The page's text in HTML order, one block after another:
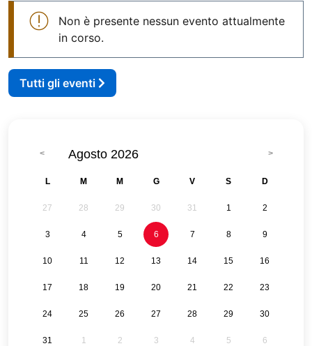
Non è presente nessun evento attualmente
in corso.
Tutti gli eventi
Agosto 2026
L M M G V S D
27 28 29 30 31 1 2
3 4 5 6 7 8 9
10 11 12 13 14 15 16
17 18 19 20 21 22 23
24 25 26 27 28 29 30
31 1 2 3 4 5 6